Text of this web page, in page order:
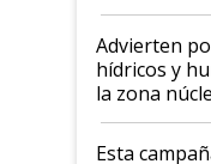
"Estoy muy
Advierten
hídricos y
la zona
Esta